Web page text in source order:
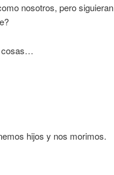
nosotros, pero siguieran
cosas…
hijos y nos morimos.